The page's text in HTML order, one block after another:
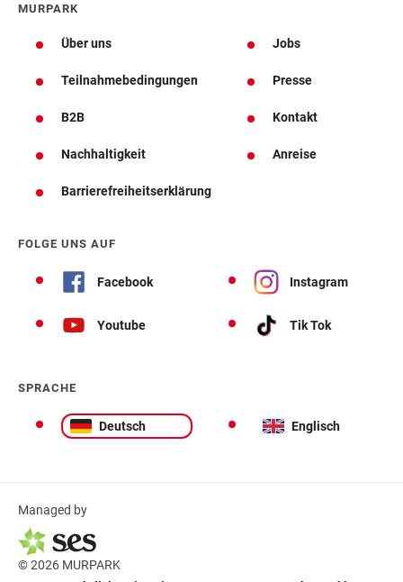
MURPARK
Über uns Jobs
Teilnahmebedingungen Presse
B2B Kontakt
Nachhaltigkeit Anreise
Barrierefreiheitserklärung
FOLGE UNS AUF
Facebook Instagram
Youtube Tik Tok
SPRACHE
Deutsch Englisch
Managed by
© 2026 MURPARK